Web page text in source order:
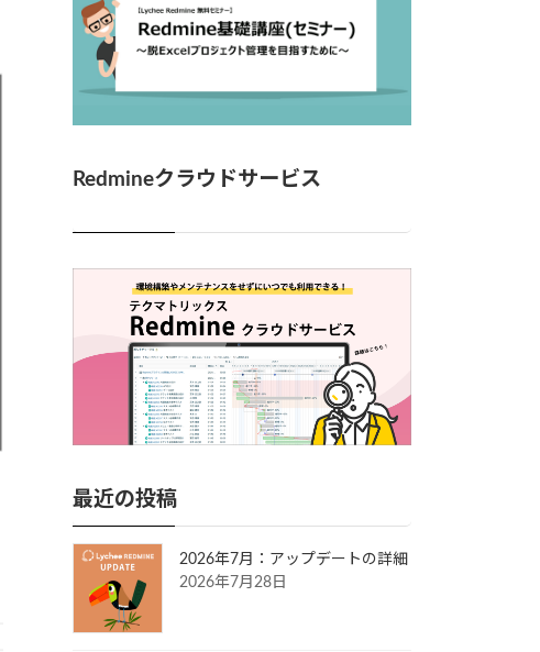
Redmineクラウドサービス
最近の投稿
2026年7月：アップデートの詳細
2026年7月28日